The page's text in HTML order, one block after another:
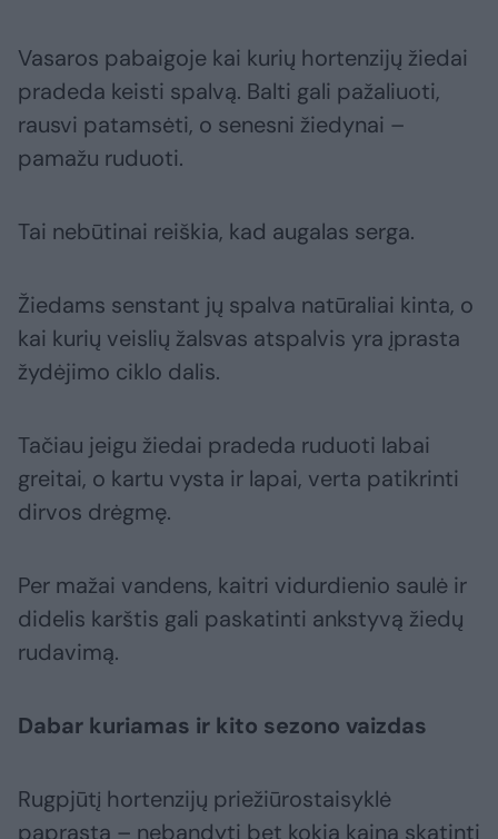
Vasaros pabaigoje kai kurių hortenzijų žiedai
pradeda keisti spalvą. Balti gali pažaliuoti,
rausvi patamsėti, o senesni žiedynai –
pamažu ruduoti.
Tai nebūtinai reiškia, kad augalas serga.
Žiedams senstant jų spalva natūraliai kinta, o
kai kurių veislių žalsvas atspalvis yra įprasta
žydėjimo ciklo dalis.
Tačiau jeigu žiedai pradeda ruduoti labai
greitai, o kartu vysta ir lapai, verta patikrinti
dirvos drėgmę.
Per mažai vandens, kaitri vidurdienio saulė ir
didelis karštis gali paskatinti ankstyvą žiedų
rudavimą.
Dabar kuriamas ir kito sezono vaizdas
Rugpjūtį hortenzijų priežiūrostaisyklė
paprasta – nebandyti bet kokia kaina skatinti